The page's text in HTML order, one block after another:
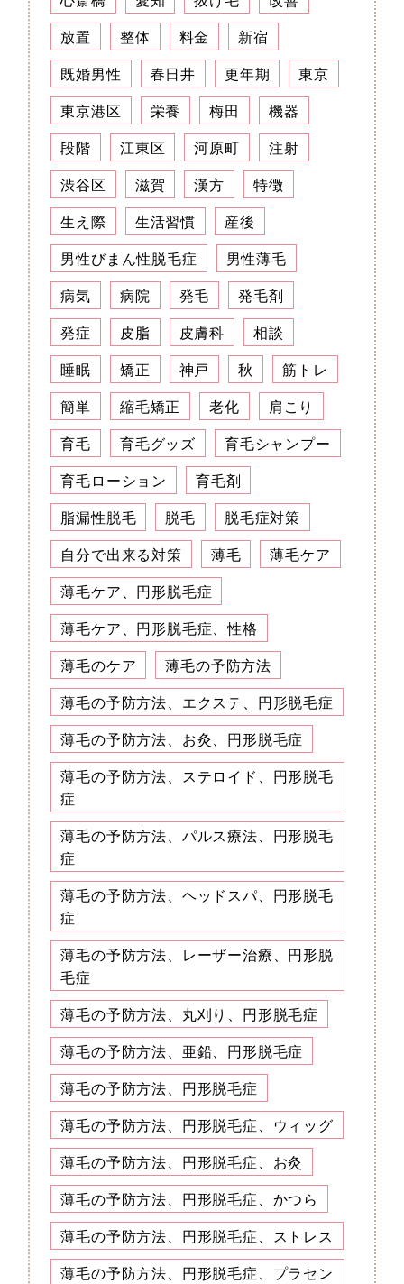
放置
整体 料金
新宿
既婚男性
春日井 更年期
東京
東京港区
栄養 梅田
機器
段階
江東区 河原町
注射
渋谷区
滋賀 漢方
特徴
生え際
生活習慣
産後
男性びまん性脱毛症
男性薄毛
病気
病院 発毛
発毛剤
発症
皮脂 皮膚科
相談
睡眠
矯正 神戸 秋
筋トレ
簡単
縮毛矯正 老化
肩こり
育毛
育毛グッズ
育毛シャンプー
育毛ローション
育毛剤
脂漏性脱毛
脱毛
脱毛症対策
自分で出来る対策
薄毛
薄毛ケア
薄毛ケア、円形脱毛症
薄毛ケア、円形脱毛症、性格
薄毛のケア
薄毛の予防方法
薄毛の予防方法、エクステ、円形脱毛症
薄毛の予防方法、お灸、円形脱毛症
薄毛の予防方法、ステロイド、円形脱毛
症
薄毛の予防方法、パルス療法、円形脱毛
症
薄毛の予防方法、ヘッドスパ、円形脱毛
症
薄毛の予防方法、レーザー治療、円形脱
毛症
薄毛の予防方法、丸刈り、円形脱毛症
薄毛の予防方法、亜鉛、円形脱毛症
薄毛の予防方法、円形脱毛症
薄毛の予防方法、円形脱毛症、ウィッグ
薄毛の予防方法、円形脱毛症、お灸
薄毛の予防方法、円形脱毛症、かつら
薄毛の予防方法、円形脱毛症、ストレス
薄毛の予防方法、円形脱毛症、プラセン